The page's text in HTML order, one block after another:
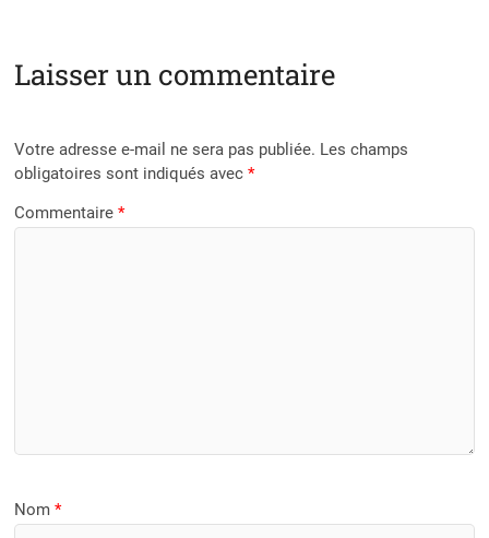
Laisser un commentaire
Votre adresse e-mail ne sera pas publiée. Les champs
obligatoires sont indiqués avec*
Commentaire*
Nom*